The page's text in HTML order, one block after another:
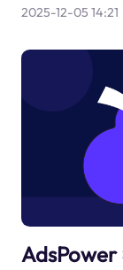
2025-12-05 14:21